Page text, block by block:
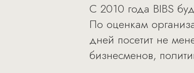
С 2010 года BIBS
По оценкам
дней посетит не
бизнесменов,